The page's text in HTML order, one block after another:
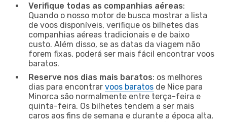
Verifique todas as companhias aéreas:
Quando o nosso motor de busca mostrar a lista
de voos disponíveis, verifique os bilhetes das
companhias aéreas tradicionais e de baixo
custo. Além disso, se as datas da viagem não
forem fixas, poderá ser mais fácil encontrar voos
baratos.
Reserve nos dias mais baratos: os melhores
dias para encontrar voos baratos de Nice para
Minorca são normalmente entre terça-feira e
quinta-feira. Os bilhetes tendem a ser mais
caros aos fins de semana e durante a época alta,